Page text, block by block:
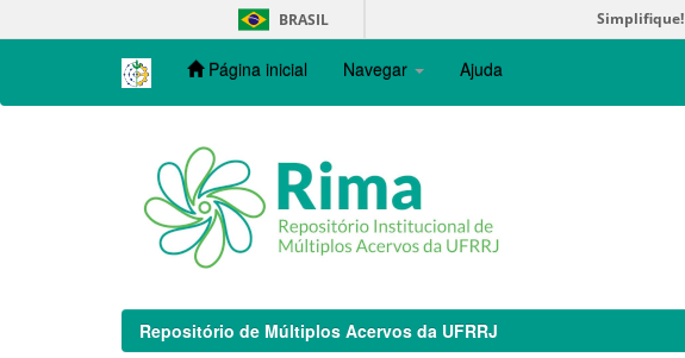
navigation
BRASIL Simplifique!
Página inicial Navegar Ajuda
Repositório de Múltiplos Acervos da UFRRJ